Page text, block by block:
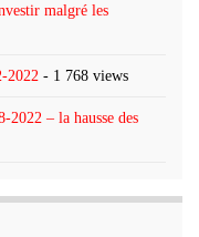
malgré les
2022 - 1 768 views
2022 – la hausse des